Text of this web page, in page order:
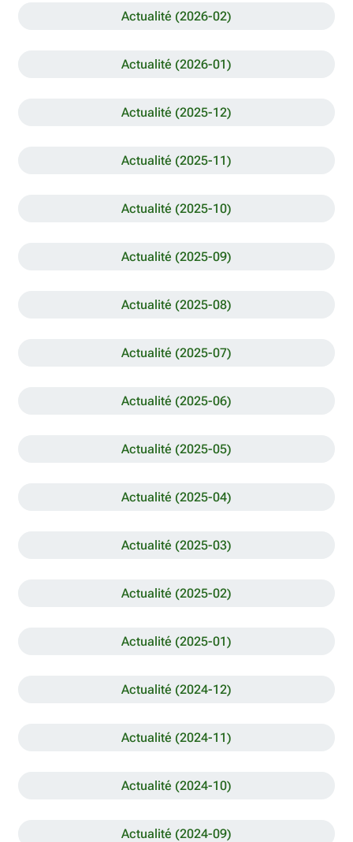
Actualité (2026-02)
Actualité (2026-01)
Actualité (2025-12)
Actualité (2025-11)
Actualité (2025-10)
Actualité (2025-09)
Actualité (2025-08)
Actualité (2025-07)
Actualité (2025-06)
Actualité (2025-05)
Actualité (2025-04)
Actualité (2025-03)
Actualité (2025-02)
Actualité (2025-01)
Actualité (2024-12)
Actualité (2024-11)
Actualité (2024-10)
Actualité (2024-09)